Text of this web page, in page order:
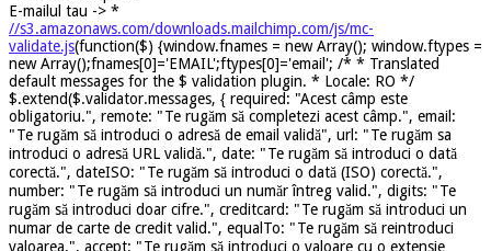
E-mailul tau -> *
//s3.amazonaws.com/downloads.mailchimp.com/js/mc-
validate.js(function($) {window.fnames = new Array(); window.ftypes =
new Array();fnames[0]='EMAIL';ftypes[0]='email'; /* * Translated
default messages for the $ validation plugin. * Locale: RO */
$.extend($.validator.messages, { required: "Acest câmp este
obligatoriu.", remote: "Te rugăm să completezi acest câmp.", email:
"Te rugăm să introduci o adresă de email validă", url: "Te rugăm sa
introduci o adresă URL validă.", date: "Te rugăm să introduci o dată
corectă.", dateISO: "Te rugăm să introduci o dată (ISO) corectă.",
number: "Te rugăm să introduci un număr întreg valid.", digits: "Te
rugăm să introduci doar cifre.", creditcard: "Te rugăm să introduci un
numar de carte de credit valid.", equalTo: "Te rugăm să reintroduci
valoarea.", accept: "Te rugăm să introduci o valoare cu o extensie